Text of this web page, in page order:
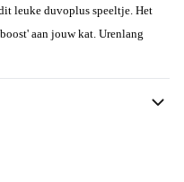
leuke duvoplus speeltje. Het
aan jouw kat. Urenlang